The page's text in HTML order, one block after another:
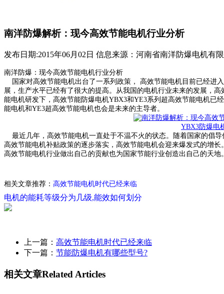
南洋防爆解析：现今高效节能电机行业分析
发布日期:2015年06月02日 信息来源：河南省南洋防爆电机有
南洋防爆：现今高效节能电机行业分析
国家对高效节能电机出台了一系列政策， 高效节能电机目前已经进
展，生产水平已经有了很大的提高。从我国的电机行业未来的发展，
能电机研发下，高效节能防爆电机YBX3和YE3系列超高效节能电机已
能电机和YE3超高效节能电机也会是未来的主导者。
YBX3防爆电
最近几年，高效节能电机一直处于不温不火的状态。随着国家的倡
高效节能电机补贴政策的逐步落实，高效节能电机会迎来爆发式的增
高效节能电机行业做出自己的贡献也为国家节能行业创造出自己的天地
相关文章推荐： 高效节能电机时代已经来临
电机的能耗等级分为几级,能效如何划分
上一篇： 高效节能电机时代已经来临
下一篇： 节能防爆电机有哪些型号?
相关文章Related Articles